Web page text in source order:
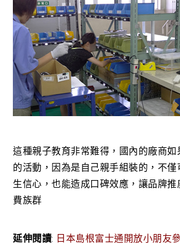
這種親子教育非常難得，國內的廠商
的活動，因為是自己親手組裝的，不
生信心，也能造成口碑效應，讓品牌推
費族群
延伸閱讀: 日本島根富士通開放小朋友